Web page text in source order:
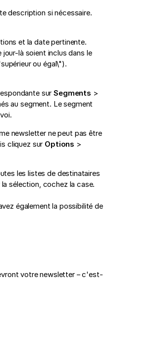
description si nécessaire.
et la date pertinente.
là soient inclus dans le
ou égal\").
surSegments >
au segment. Le segment
newsletter ne peut pas être
cliquez sur Options >
les listes de destinataires
sélection, cochez la case.
également la possibilité de
votre newsletter – c'est-